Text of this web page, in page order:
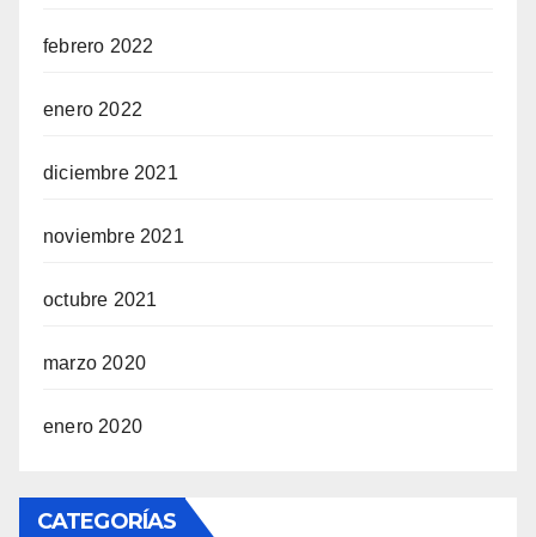
febrero 2022
enero 2022
diciembre 2021
noviembre 2021
octubre 2021
marzo 2020
enero 2020
CATEGORÍAS